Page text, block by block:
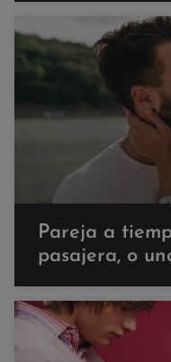
Pareja a
pasajera, o